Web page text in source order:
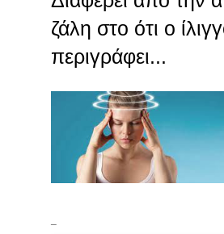
ζάλη στο ότι ο
περιγράφει...